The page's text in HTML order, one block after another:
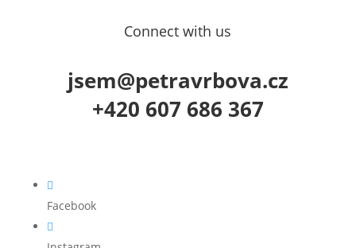
Connect with us
jsem@petravrbova.cz
+420 607 686 367

Facebook
